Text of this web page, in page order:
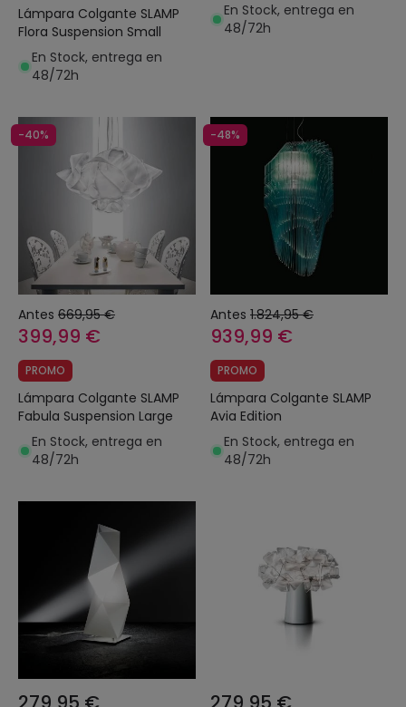
Lámpara Colgante SLAMP
Flora Suspension Small
En Stock, entrega en
48/72h
En Stock, entrega en
48/72h
-40%
Antes 669,95 €
399,99 €
PROMO
Lámpara Colgante SLAMP
Fabula Suspension Large
En Stock, entrega en
48/72h
-48%
Antes 1.824,95 €
939,99 €
PROMO
Lámpara Colgante SLAMP
Avia Edition
En Stock, entrega en
48/72h